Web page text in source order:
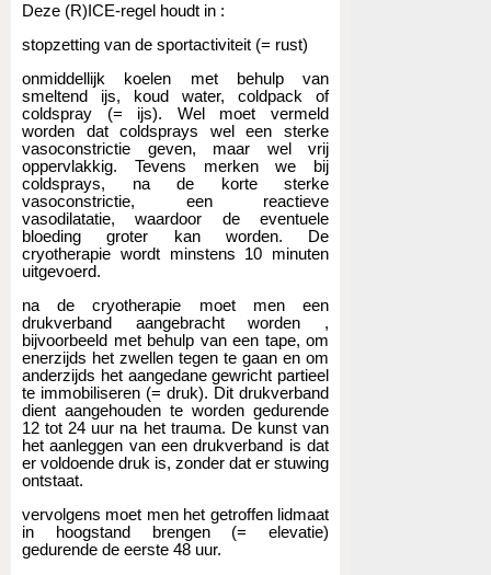
Deze (R)ICE-regel houdt in :
stopzetting van de sportactiviteit (= rust)
onmiddellijk koelen met behulp van
smeltend ijs, koud water, coldpack of
coldspray (= ijs). Wel moet vermeld
worden dat coldsprays wel een sterke
vasoconstrictie geven, maar wel vrij
oppervlakkig. Tevens merken we bij
coldsprays, na de korte sterke
vasoconstrictie, een reactieve
vasodilatatie, waardoor de eventuele
bloeding groter kan worden. De
cryotherapie wordt minstens 10 minuten
uitgevoerd.
na de cryotherapie moet men een
drukverband aangebracht worden ,
bijvoorbeeld met behulp van een tape, om
enerzijds het zwellen tegen te gaan en om
anderzijds het aangedane gewricht partieel
te immobiliseren (= druk). Dit drukverband
dient aangehouden te worden gedurende
12 tot 24 uur na het trauma. De kunst van
het aanleggen van een drukverband is dat
er voldoende druk is, zonder dat er stuwing
ontstaat.
vervolgens moet men het getroffen lidmaat
in hoogstand brengen (= elevatie)
gedurende de eerste 48 uur.